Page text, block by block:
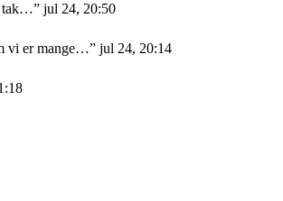
tak…” jul 24, 20:50
vi er mange…” jul 24, 20:14